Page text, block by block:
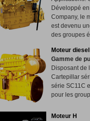
Développé
Company, le
est devenu
des groupes
Moteur
Gamme de
Disposant de
Cartepillar
série SC11C
pour les
Moteur H